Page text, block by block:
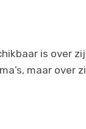
is over
maar over